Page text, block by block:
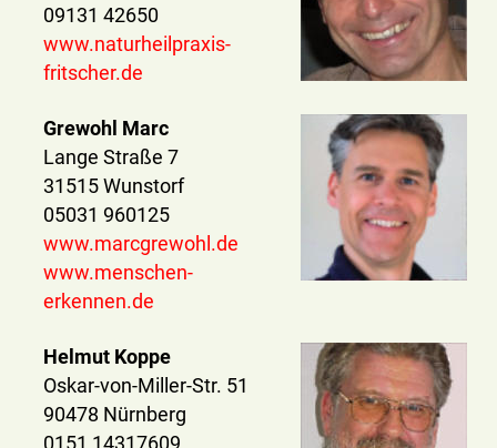
09131 42650
www.naturheilpraxis-
fritscher.de
Grewohl Marc
Lange Straße 7
31515 Wunstorf
05031 960125
www.marcgrewohl.de
www.menschen-
erkennen.de
Helmut Koppe
Oskar-von-Miller-Str. 51
90478 Nürnberg